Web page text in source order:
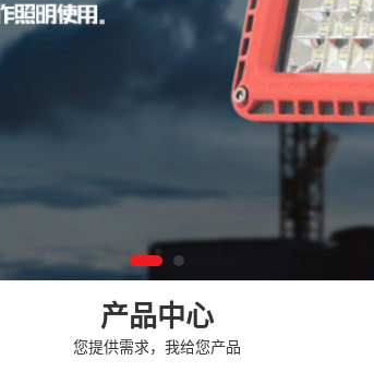
产品中心
您提供需求，我给您产品